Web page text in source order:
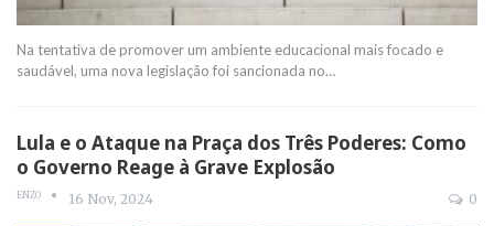
Na tentativa de promover um ambiente educacional mais focado e
saudável, uma nova legislação foi sancionada no…
Lula e o Ataque na Praça dos Três Poderes: Como
o Governo Reage à Grave Explosão
ENZO 16 Nov, 2024 0